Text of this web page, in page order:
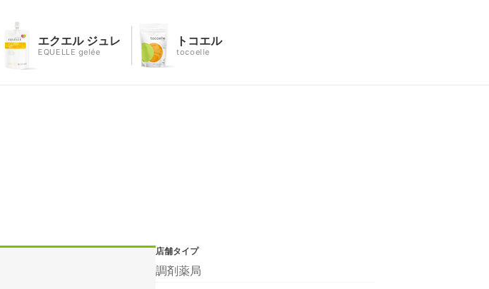
エクエル ジュレ
EQUELLE gelée
トコエル
tocoelle
店舗タイプ
調剤薬局